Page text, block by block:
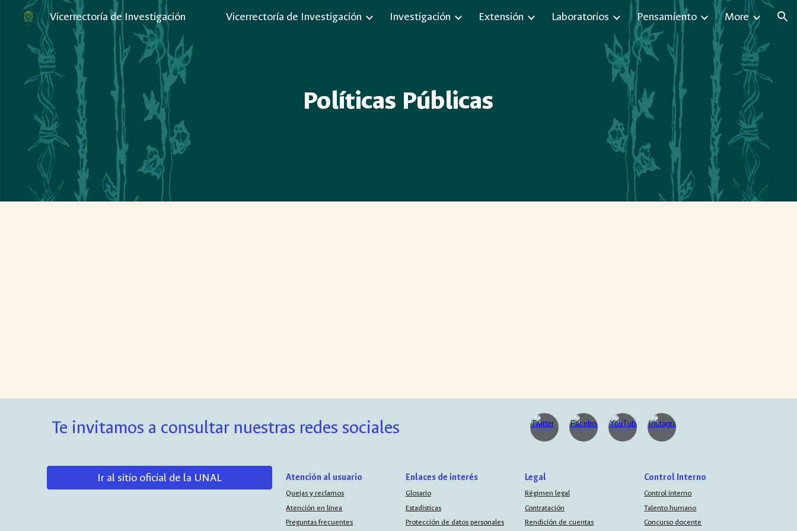
Skip to main content Skip to navigation
Vicerrectoría de Investigación Vicerrectoría de Investigación Investigación Extensión Laboratorios Pensamiento More
Políticas Públicas
Te invitamos a consultar nuestras redes sociales
Ir al sitio oficial de la UNAL Atención al usuario
Quejas y reclamos
Atención en línea
Preguntas frecuentes
Enlaces de interés
Glosario
Estadísticas
Protección de datos personales
Legal
Régimen legal
Contratación
Rendición de cuentas
Control Interno
Control interno
Talento humano
Concurso docente